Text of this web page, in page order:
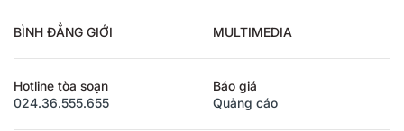
BÌNH ĐẲNG GIỚI MULTIMEDIA
Hotline tòa soạn
024.36.555.655
Báo giá
Quảng cáo